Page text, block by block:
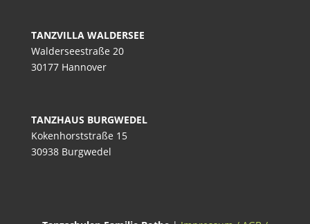
TANZVILLA WALDERSEE
Walderseestraße 20
30177 Hannover
TANZHAUS BURGWEDEL
Kokenhorststraße 15
30938 Burgwedel